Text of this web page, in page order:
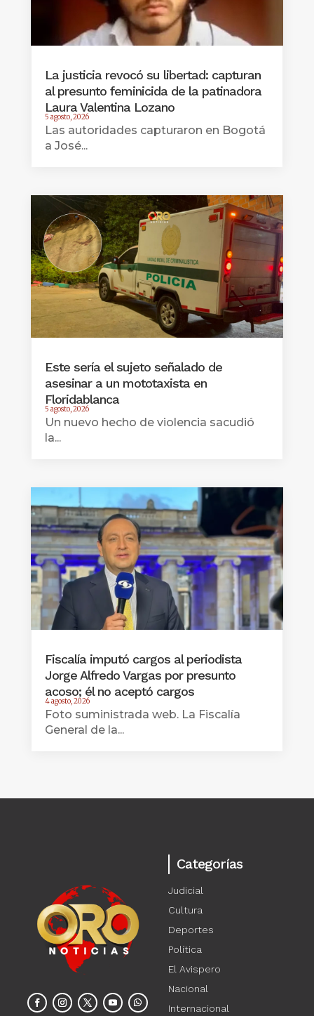
La justicia revocó su libertad: capturan
al presunto feminicida de la patinadora
Laura Valentina Lozano
5 agosto, 2026
Las autoridades capturaron en Bogotá
a José...
Este sería el sujeto señalado de
asesinar a un mototaxista en
Floridablanca
5 agosto, 2026
Un nuevo hecho de violencia sacudió
la...
Fiscalía imputó cargos al periodista
Jorge Alfredo Vargas por presunto
acoso; él no aceptó cargos
4 agosto, 2026
Foto suministrada web. La Fiscalía
General de la...
Categorías
Judicial
Cultura
Deportes
Política
El Avispero
Nacional
Internacional